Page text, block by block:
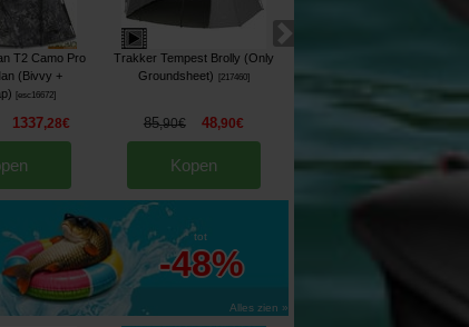
T2 Camo Pro
(Bivvy +
[esc16672]
1337,28€
Trakker Tempest Brolly (Only
Groundsheet)
217460]
85,90€ 48,90€
Kopen
1140
Kopen
tot
-48%
Alles zien »